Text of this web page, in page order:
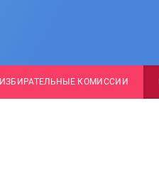
ИЗБИРАТЕЛЬНЫЕ КОМИССИИ